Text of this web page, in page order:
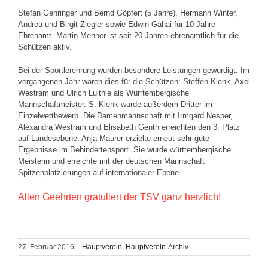
Stefan Gehringer und Bernd Göpfert (5 Jahre), Hermann Winter,
Andrea und Birgit Ziegler sowie Edwin Gahai für 10 Jahre
Ehrenamt. Martin Menner ist seit 20 Jahren ehrenamtlich für die
Schützen aktiv.
Bei der Sportlerehrung wurden besondere Leistungen gewürdigt. Im
vergangenen Jahr waren dies für die Schützen: Steffen Klenk, Axel
Westram und Ulrich Luithle als Würrtembergische
Mannschaftmeister. S. Klenk wurde außerdem Dritter im
Einzelwettbewerb. Die Damenmannschaft mit Irmgard Nesper,
Alexandra Westram und Elisabeth Genth erreichten den 3. Platz
auf Landesebene. Anja Maurer erzielte erneut sehr gute
Ergebnisse im Behindertensport. Sie wurde württembergische
Meisterin und erreichte mit der deutschen Mannschaft
Spitzenplatzierungen auf internationaler Ebene.
Allen Geehrten gratuliert der TSV ganz herzlich!
27. Februar 2016 Hauptverein, Hauptverein-Archiv